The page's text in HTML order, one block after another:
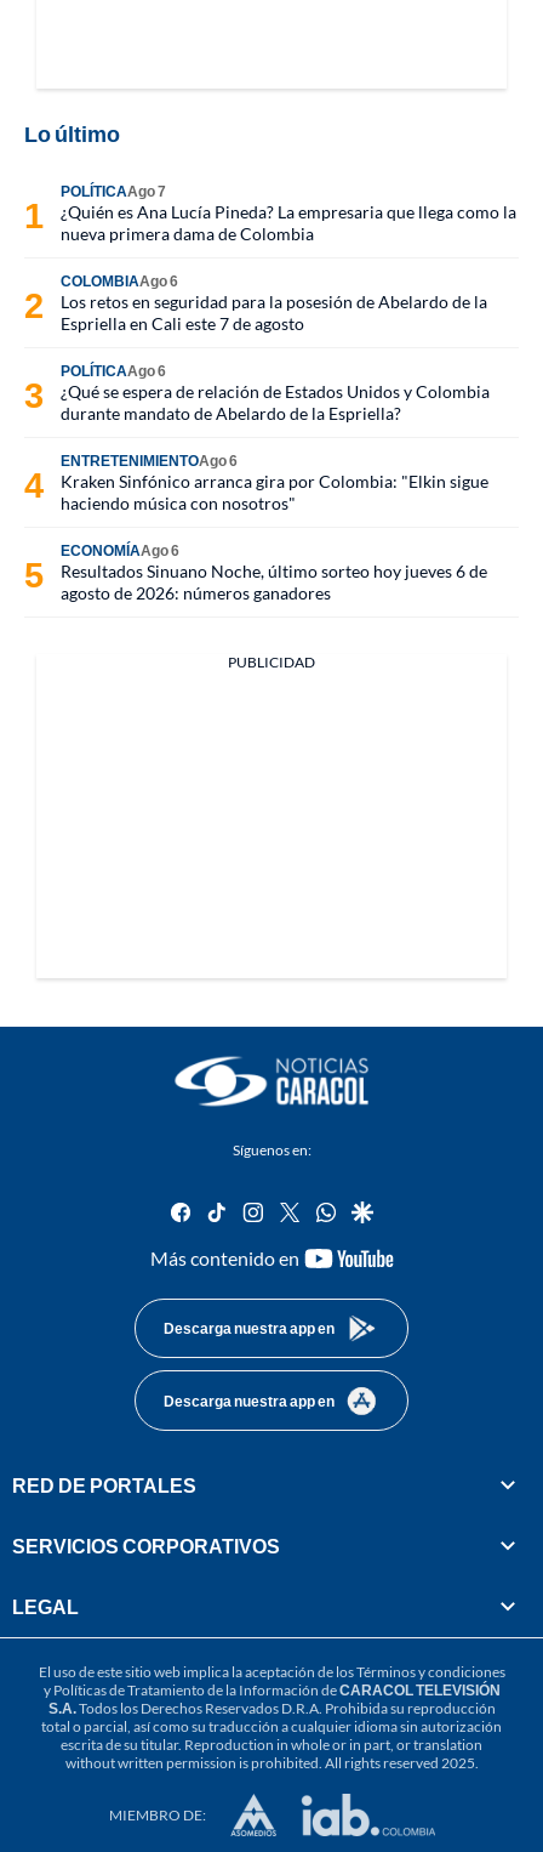
Lo último
POLÍTICAAgo 7
¿Quién es Ana Lucía Pineda? La empresaria que llega como la
nueva primera dama de Colombia
COLOMBIAAgo 6
Los retos en seguridad para la posesión de Abelardo de la
Espriella en Cali este 7 de agosto
POLÍTICAAgo 6
¿Qué se espera de relación de Estados Unidos y Colombia
durante mandato de Abelardo de la Espriella?
ENTRETENIMIENTOAgo 6
Kraken Sinfónico arranca gira por Colombia: "Elkin sigue
haciendo música con nosotros"
ECONOMÍAAgo 6
Resultados Sinuano Noche, último sorteo hoy jueves 6 de
agosto de 2026: números ganadores
PUBLICIDAD
Síguenos en:
facebook
tiktok instagram
twitterwhatsapp
google
Más contenido en
youtube-
Descarga nuestra app en
Descarga nuestra app en
RED DE PORTALES
SERVICIOS CORPORATIVOS
LEGAL
El uso de este sitio web implica la aceptación de losTérminos y condiciones
y Políticas de Tratamiento de la Información deCARACOL TELEVISIÓN
S.A.Todos los Derechos Reservados D.R.A. Prohibida su reproducción
total o parcial, así como su traducción a cualquier idioma sin autorización
escrita de su titular. Reproduction in whole or in part, or translation
without written permission is prohibited. All rights reserved 2025.
MIEMBRO DE: